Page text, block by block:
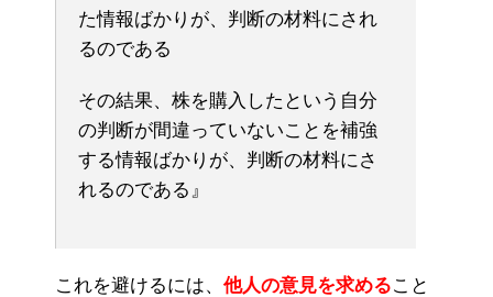
た情報ばかりが、判断の材料にされ
るのである
その結果、株を購入したという自分
の判断が間違っていないことを補強
する情報ばかりが、判断の材料にさ
れるのである』
これを避けるには、 他人の意見を求めること